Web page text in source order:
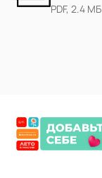
PDF, 2.4 МБ